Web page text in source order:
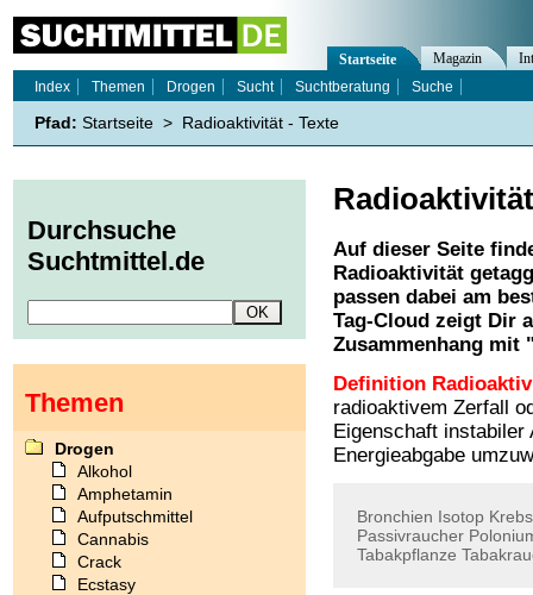
Radioaktivität
Auf dieser Seite
Radioaktivität
passen dabei am
Tag-Cloud zeigt Dir
Zusammenhang mit
Definition
radioaktivem Zerfall
Eigenschaft instabiler
Energieabgabe
Bronchien Isotop
Passivraucher
Tabakpflanze
Startseite Magazin
Index
Themen Drogen Sucht Suchtberatung Suche
Pfad: Startseite > Radioaktivität - Texte
Durchsuche
Suchtmittel.de
Themen
Drogen
Alkohol
Amphetamin
Aufputschmittel
Cannabis
Crack
Ecstasy